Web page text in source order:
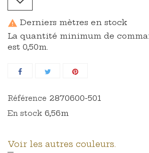
 Derniers mètres en stock
La quantité minimum de
est 0,50m.
Référence 2870600-501
En stock 6,56m
Voir les autres couleurs.